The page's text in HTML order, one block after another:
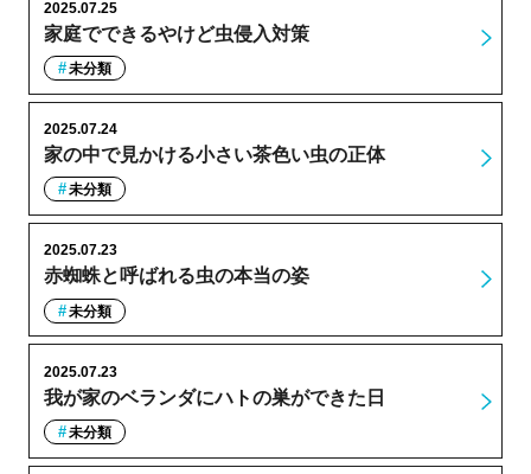
家庭でできるやけど虫侵入対策
2025.07.25
未分類
家の中で見かける小さい茶色い虫の正体
2025.07.24
未分類
赤蜘蛛と呼ばれる虫の本当の姿
2025.07.23
未分類
我が家のベランダにハトの巣ができた日
2025.07.23
未分類